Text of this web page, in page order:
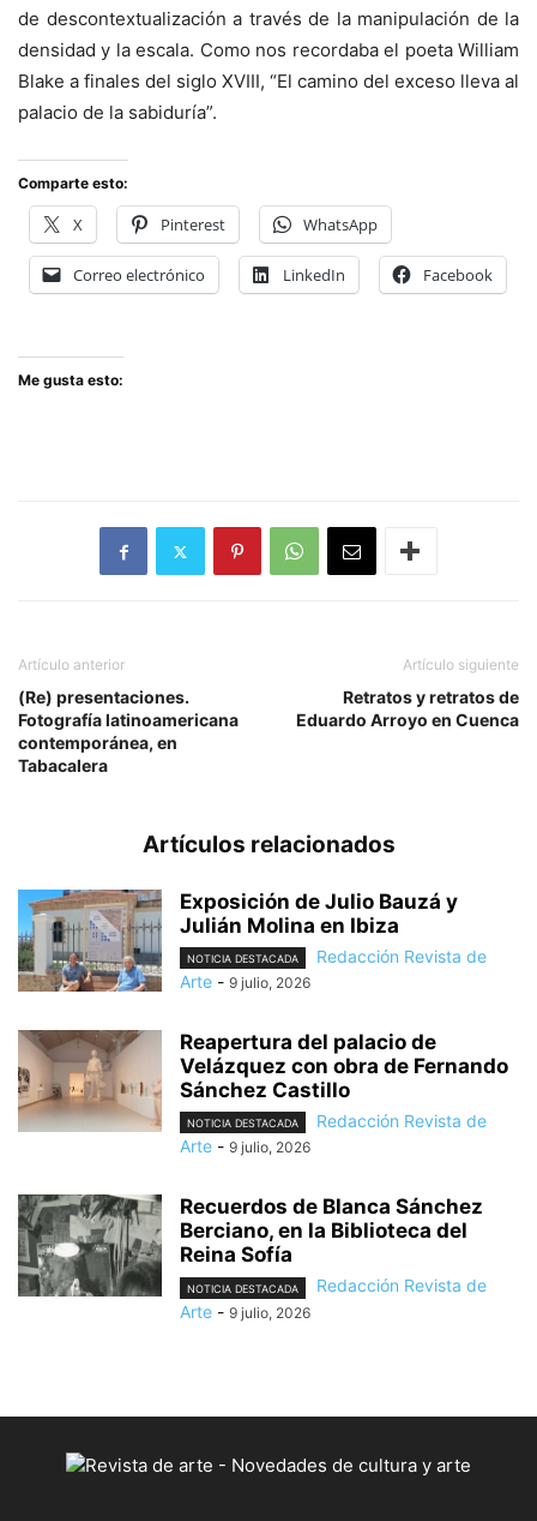
de descontextualización a través de la manipulación de la
densidad y la escala. Como nos recordaba el poeta William
Blake a finales del siglo XVIII, “El camino del exceso lleva al
palacio de la sabiduría”.
Comparte esto:
X Pinterest WhatsApp
Correo electrónico LinkedIn Facebook
Me gusta esto:
Artículo anterior
(Re) presentaciones.
Fotografía latinoamericana
contemporánea, en
Tabacalera
Artículo siguiente
Retratos y retratos de
Eduardo Arroyo en Cuenca
Artículos relacionados
Exposición de Julio Bauzá y
Julián Molina en Ibiza
NOTICIA DESTACADA
Redacción Revista de
Arte - 9 julio, 2026
Reapertura del palacio de
Velázquez con obra de Fernando
Sánchez Castillo
NOTICIA DESTACADA
Redacción Revista de
Arte - 9 julio, 2026
Recuerdos de Blanca Sánchez
Berciano, en la Biblioteca del
Reina Sofía
NOTICIA DESTACADA
Redacción Revista de
Arte - 9 julio, 2026